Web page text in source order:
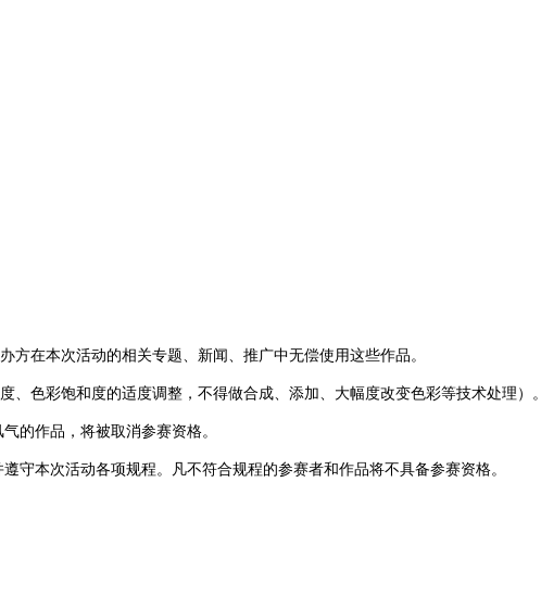
在本次活动的相关专题、新闻、推广中无偿使用这些作品。
色彩饱和度的适度调整，不得做合成、添加、大幅度改变色彩等技术处理）。
的作品，将被取消参赛资格。
守本次活动各项规程。凡不符合规程的参赛者和作品将不具备参赛资格。